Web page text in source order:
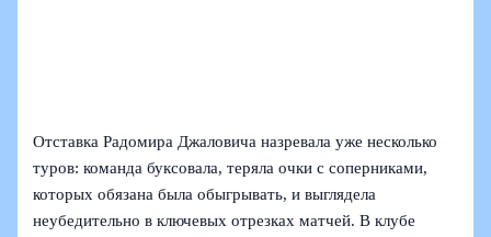
Отставка Радомира Джаловича назревала уже несколько
туров: команда буксовала, теряла очки с соперниками,
которых обязана была обыгрывать, и выглядела
неубедительно в ключевых отрезках матчей. В клубе